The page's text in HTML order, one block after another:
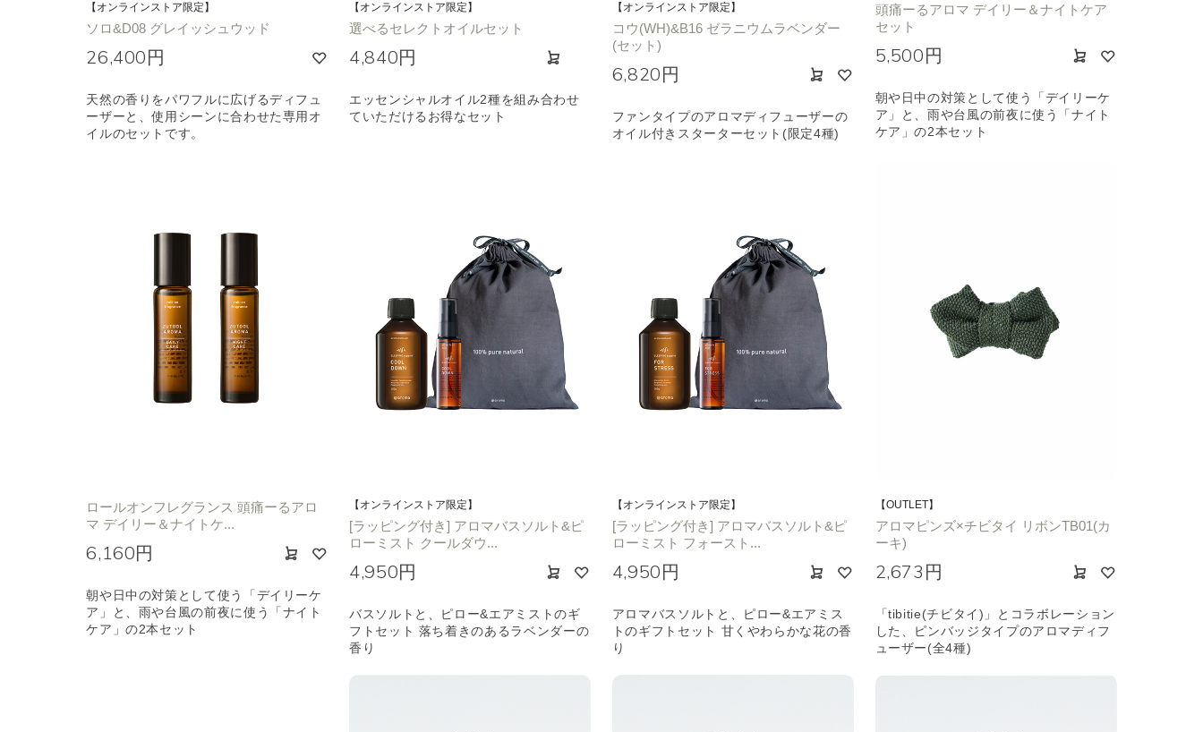
【オンラインストア限定】
ソロ&D08 グレイッシュウッド
26,400円
天然の香りをパワフルに広げるディフュ
ーザーと、使用シーンに合わせた専用オ
イルのセットです。
【オンラインストア限定】
選べるセレクトオイルセット
4,840円
エッセンシャルオイル2種を組み合わせ
ていただけるお得なセット
【オンラインストア限定】
コウ(WH)&B16 ゼラニウムラベンダー
(セット)
6,820円
ファンタイプのアロマディフューザーの
オイル付きスターターセット(限定4種)
頭痛ーるアロマ デイリー＆ナイトケア
セット
5,500円
朝や日中の対策として使う「デイリーケ
ア」と、雨や台風の前夜に使う「ナイト
ケア」の2本セット
ロールオンフレグランス 頭痛ーるアロ
マ デイリー＆ナイトケ...
6,160円
朝や日中の対策として使う「デイリーケ
ア」と、雨や台風の前夜に使う「ナイト
ケア」の2本セット
【オンラインストア限定】
[ラッピング付き] アロマバスソルト&ピ
ローミスト クールダウ...
4,950円
バスソルトと、ピロー&エアミストのギ
フトセット 落ち着きのあるラベンダーの
香り
【オンラインストア限定】
[ラッピング付き] アロマバスソルト&ピ
ローミスト フォースト...
4,950円
アロマバスソルトと、ピロー&エアミス
トのギフトセット 甘くやわらかな花の香
り
【OUTLET】
アロマピンズ×チビタイ リボンTB01(カ
ーキ)
2,673円
「tibitie(チビタイ)」とコラボレーション
した、ピンバッジタイプのアロマディフ
ューザー(全4種)